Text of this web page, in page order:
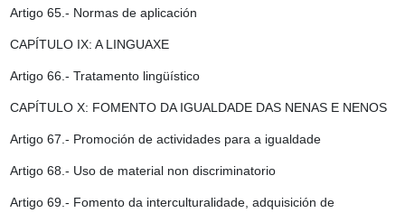
Artigo 65.- Normas de aplicación
CAPÍTULO IX: A LINGUAXE
Artigo 66.- Tratamento lingüístico
CAPÍTULO X: FOMENTO DA IGUALDADE DAS NENAS E NENOS
Artigo 67.- Promoción de actividades para a igualdade
Artigo 68.- Uso de material non discriminatorio
Artigo 69.- Fomento da interculturalidade, adquisición de